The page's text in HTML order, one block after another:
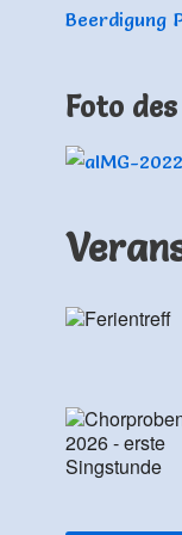
Beerdigung
Foto